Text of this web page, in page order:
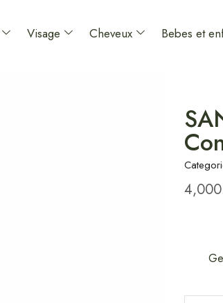
Visage Cheveux Bebes et